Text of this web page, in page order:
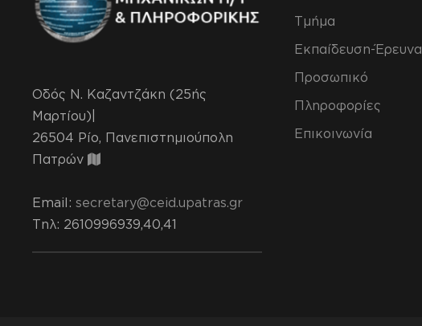
Οδός Ν. Καζαντζάκη (25ής
Μαρτίου)|
26504 Ρίο, Πανεπιστημιούπολη
Πατρών
Email: secretary@ceid.upatras.gr
Τηλ: 2610996939,40,41
Τμήμα
Εκπαίδευση-Έρευνα
Προσωπικό
Πληροφορίες
Επικοινωνία